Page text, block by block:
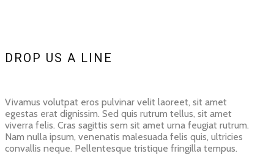
DROP US A LINE
Vivamus volutpat eros pulvinar velit laoreet, sit amet
egestas erat dignissim. Sed quis rutrum tellus, sit amet
viverra felis. Cras sagittis sem sit amet urna feugiat rutrum.
Nam nulla ipsum, venenatis malesuada felis quis, ultricies
convallis neque. Pellentesque tristique fringilla tempus.